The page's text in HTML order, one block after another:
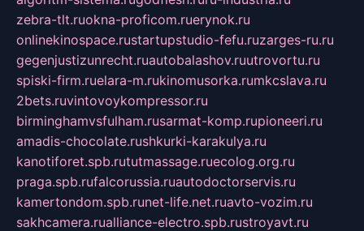
zebra-tlt.ruokna-proficom.ruerynok.ru
onlinekinospace.rustartupstudio-fefu.ruzarges-ru.ru
gegenjustizunrecht.ruautobalashov.ruutrovortu.ru
spiski-firm.ruelara-m.rukinomusorka.rumkcslava.ru
2bets.ruvintovoykompressor.ru
birminghamvsfulham.rusarmat-komp.rupioneeri.ru
amadis-chocolate.rushkurki-karakulya.ru
kanotiforet.spb.rututmassage.ruecolog.org.ru
praga.spb.rufalcorussia.ruautodoctorservis.ru
kamertondom.spb.runet-life.net.ruavto-vozim.ru
sakhcamera.rualliance-electro.spb.rustroyavt.ru